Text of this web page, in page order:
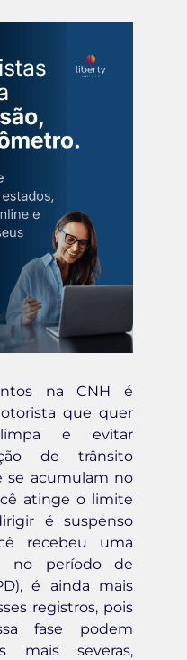
na CNH é
que quer
e evitar
de trânsito
se acumulam no
atinge o limite
é suspenso
recebeu uma
no período de
é ainda mais
registros, pois
fase podem
mais severas,